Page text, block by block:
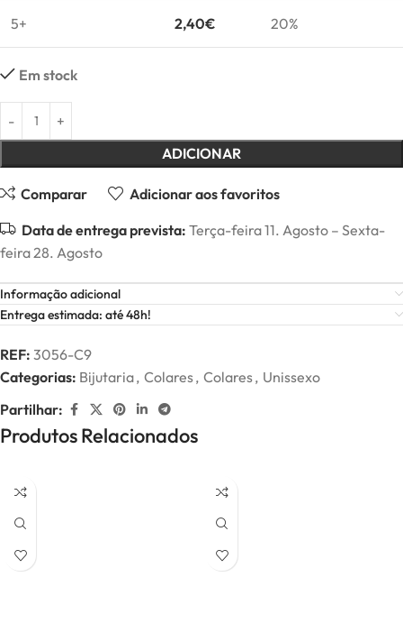
5+ 2,40€ 20%
Em stock
ADICIONAR
Comparar Adicionar aos favoritos
Data de entrega prevista: Terça-feira 11. Agosto – Sexta-
feira 28. Agosto
Informação adicional
Entrega estimada: até 48h!
REF: 3056-C9
Categorias: Bijutaria, Colares, Colares, Unissexo
Partilhar:
Produtos Relacionados